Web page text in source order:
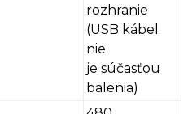
rozhranie
(USB kábel
nie
je súčasťou
balenia)